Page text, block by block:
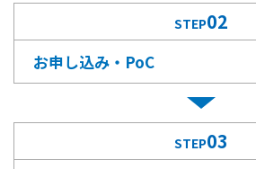
STEP02
お申し込み・PoC
STEP03